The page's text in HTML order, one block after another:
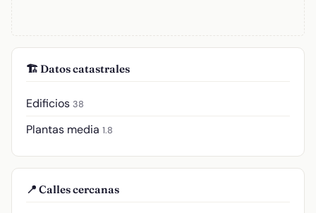
🏗️ Datos catastrales
Edificios 38
Plantas media 1.8
📍 Calles cercanas